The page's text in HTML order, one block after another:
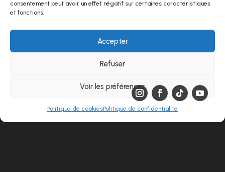
consentement peut avoir un effet négatif sur certaines caractéristiques
et fonctions.
Accepter
Refuser
Voir les préférences
Politique de cookiesPolitique de confidentialité